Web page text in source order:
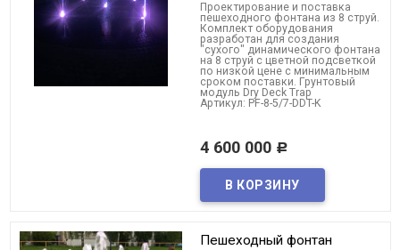
Проектирование и поставка
пешеходного фонтана из 8 струй.
Комплект оборудования
разработан для создания
"сухого" динамического фонтана
на 8 струй с цветной подсветкой
по низкой цене с минимальным
сроком поставки. Грунтовый
модуль Dry Deck Trap
Артикул: PF-8-5/7-DDT-K
4 600 000 Р
Пешеходный фонтан